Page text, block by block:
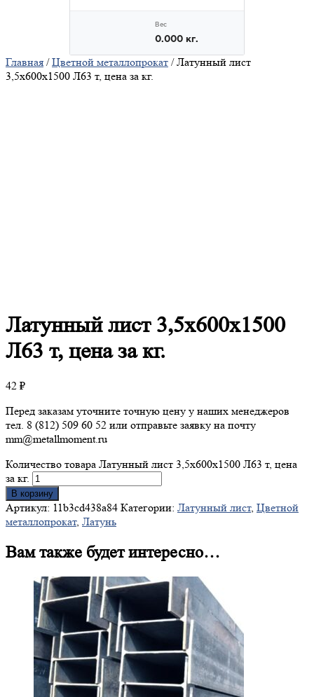
Главная /Цветной металлопрокат / Латунный лист
3,5х600х1500 Л63 т, цена за кг.
Латунныйлист 3,5х600х1500
Л63 т, цена за кг.
42 ₽
Перед заказам уточните точную цену у наших менеджеров
тел. 8 (812) 509 60 52 или отправьте заявку на почту
mm@metallmoment.ru
Количество товара Латунный лист 3,5х600х1500 Л63 т, цена
за кг.
В корзину
Артикул: 11b3cd438a84 Категории: Латунный лист, Цветной
металлопрокат, Латунь
Вам также будет интересно…